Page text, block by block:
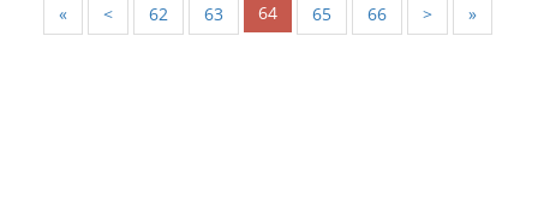
« < 62 63 64 65 66 > »